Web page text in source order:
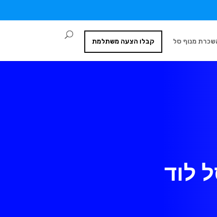
מנוף סל קבלו הצעה משתלמת
לוד